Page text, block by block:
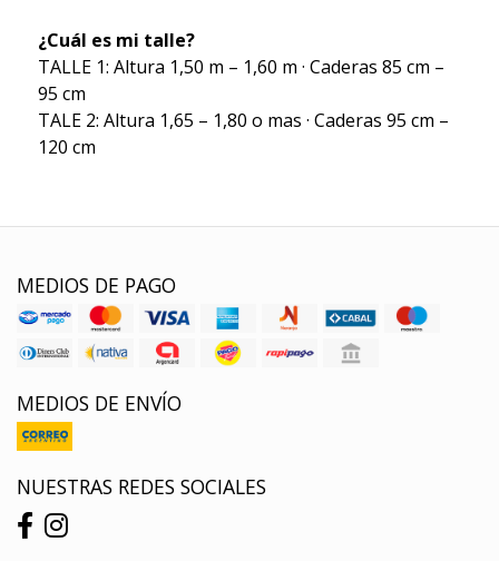
¿Cuál es mi talle?
TALLE 1: Altura 1,50 m – 1,60 m · Caderas 85 cm –
95 cm
TALE 2: Altura 1,65 – 1,80 o mas · Caderas 95 cm –
120 cm
MEDIOS DE PAGO
MEDIOS DE ENVÍO
NUESTRAS REDES SOCIALES